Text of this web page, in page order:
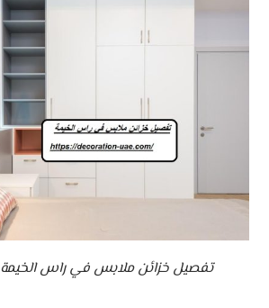
تفصيل خزائن ملابس في راس الخيمة